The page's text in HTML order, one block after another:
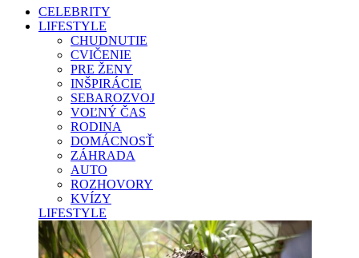
CELEBRITY
LIFESTYLE
CHUDNUTIE
CVIČENIE
PRE ŽENY
INŠPIRÁCIE
SEBAROZVOJ
VOĽNÝ ČAS
RODINA
DOMÁCNOSŤ
ZÁHRADA
AUTO
ROZHOVORY
KVÍZY
LIFESTYLE